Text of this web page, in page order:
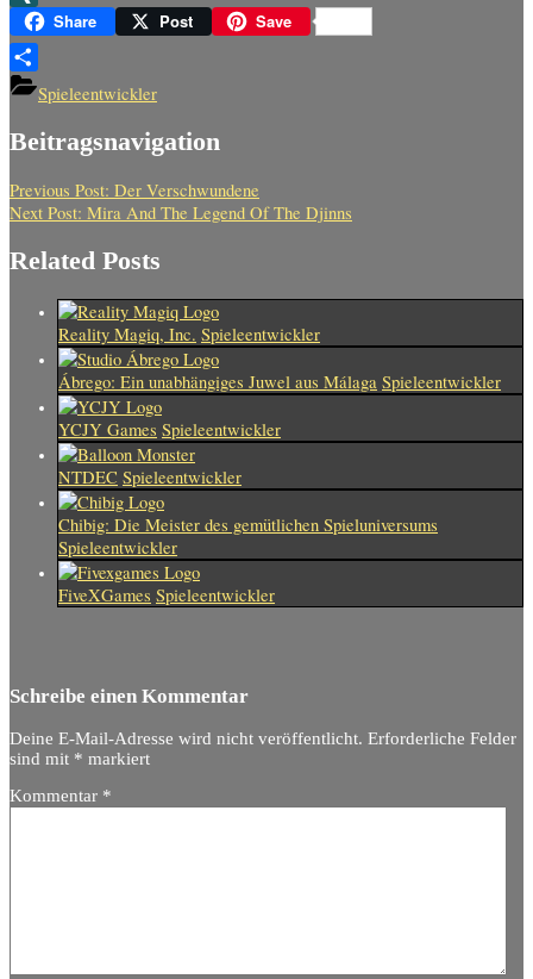
XINGShare Post Save
TeilenSpieleentwickler
Beitragsnavigation
Previous Post: Der Verschwundene
Next Post: Mira And The Legend Of The Djinns
Related Posts
Reality Magiq, Inc. Spieleentwickler
Ábrego: Ein unabhängiges Juwel aus Málaga Spieleentwickler
YCJY Games Spieleentwickler
NTDEC Spieleentwickler
Chibig: Die Meister des gemütlichen Spieluniversums
Spieleentwickler
FiveXGames Spieleentwickler
Schreibe einen Kommentar
Deine E-Mail-Adresse wird nicht veröffentlicht. Erforderliche Felder
sind mit * markiert
Kommentar *